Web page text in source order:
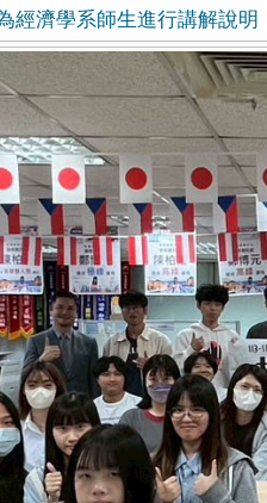
經濟學系師生進行講解說明